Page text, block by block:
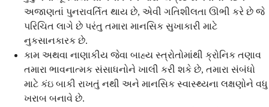
અજાણતાં પુનરાવર્તિત થાય છે, એવી ગતિશીલતા ઊભી કરે છે જે
પરિચિત લાગે છે પરંતુ તમારા માનસિક સુખાકારી માટે
નુકસાનકારક છે.
કામ અથવા નાણાકીય જેવા બાહ્ય સ્ત્રોતોમાંથી ક્રોનિક તણાવ
તમારા ભાવનાત્મક સંસાધનોને ખાલી કરી શકે છે, તમારા સંબંધો
માટે કંઇ બાકી રાખતું નથી અને માનસિક સ્વાસ્થ્યના લક્ષણોને વધુ
ખરાબ બનાવે છે.